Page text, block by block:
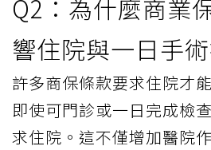
Q2：為什麼商業
響住院與一日手
許多商保條款要求住院才
即使可門診或一日完成檢
求住院。這不僅增加醫院